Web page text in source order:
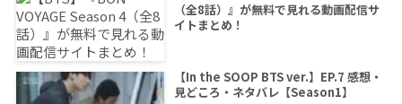
（全8話）』が無料で見れる動画配信サ
イトまとめ！
【In the SOOP BTS ver.】EP.7 感想・
見どころ・ネタバレ【Season1】